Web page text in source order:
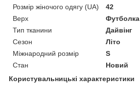
Розмір жіночого одягу (UA)
42
Верх
Футболка
Тип тканини
Дайвінг
Сезон
Літо
Міжнародний розмір
S
Стан
Новий
Користувальницькі характеристики